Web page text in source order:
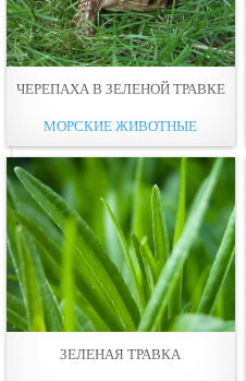
ЧЕРЕПАХА В ЗЕЛЕНОЙ ТРАВКЕ
МОРСКИЕ ЖИВОТНЫЕ
ЗЕЛЕНАЯ ТРАВКА